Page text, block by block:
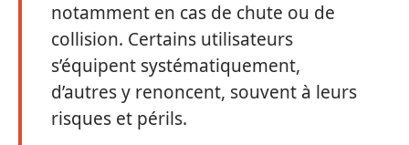
notamment en cas de chute ou de
collision. Certains utilisateurs
s’équipent systématiquement,
d’autres y renoncent, souvent à leurs
risques et périls.